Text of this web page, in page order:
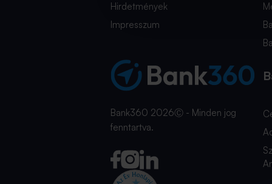
Hirdetmények
Impresszum
Bank360 2026Ⓒ - Minden jog
fenntartva.